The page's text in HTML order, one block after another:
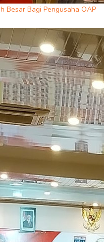
Besar Bagi Pengusaha OAP